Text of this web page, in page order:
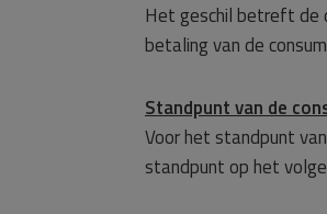
Het geschil betreft de
betaling van de
Standpunt van de
Voor het standpunt
standpunt op het